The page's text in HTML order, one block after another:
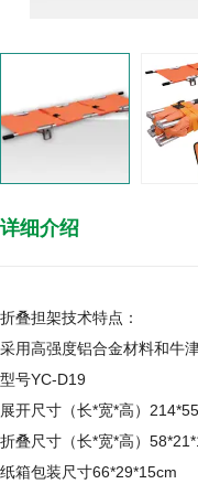
详细介绍
折叠担架技术特点：
采用高强度铝合金材料和牛
型号YC-D19
展开尺寸（长*宽*高）
折叠尺寸（长*宽*高）
纸箱包装尺寸66*29*15cm